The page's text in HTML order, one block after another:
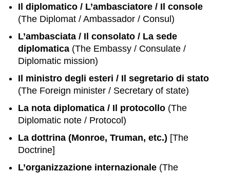
Il diplomatico / L’ambasciatore / Il console
(The Diplomat / Ambassador / Consul)
L’ambasciata / Il consolato / La sede
diplomatica (The Embassy / Consulate /
Diplomatic mission)
Il ministro degli esteri / Il segretario di stato
(The Foreign minister / Secretary of state)
La nota diplomatica / Il protocollo (The
Diplomatic note / Protocol)
La dottrina (Monroe, Truman, etc.) [The
Doctrine]
L’organizzazione internazionale (The